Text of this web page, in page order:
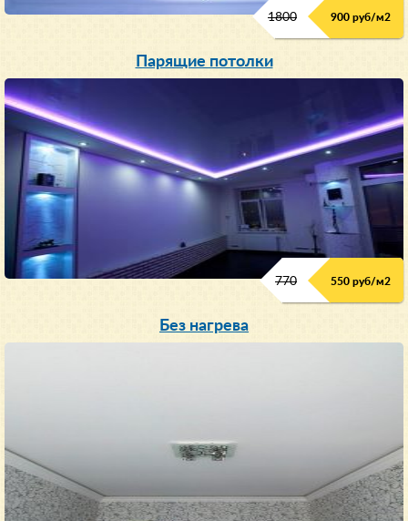
1800 900 руб/м2
Парящие потолки
770 550 руб/м2
Без нагрева